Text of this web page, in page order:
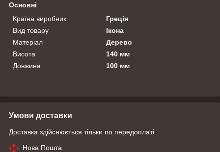
Основні
Країна виробник
Греція
Вид товару
Ікона
Матеріал
Дерево
Висота
140 мм
Довжина
100 мм
Умови доставки
Доставка здійснюється тільки по передоплаті.
Нова Пошта